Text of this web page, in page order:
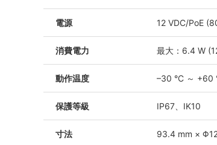
電源 12 VDC/PoE
消費電力 最大：6.4 W
動作温度 –30 °C ～ +60
保護等級 IP67、IK10
寸法 93.4 mm ×